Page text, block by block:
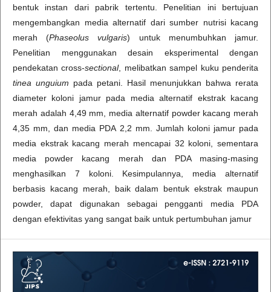
bentuk instan dari pabrik tertentu. Penelitian ini bertujuan
mengembangkan media alternatif dari sumber nutrisi kacang
merah (Phaseolus vulgaris) untuk menumbuhkan jamur.
Penelitian menggunakan desain eksperimental dengan
pendekatan cross-sectional, melibatkan sampel kuku penderita
tinea unguium pada petani. Hasil menunjukkan bahwa rerata
diameter koloni jamur pada media alternatif ekstrak kacang
merah adalah 4,49 mm, media alternatif powder kacang merah
4,35 mm, dan media PDA 2,2 mm. Jumlah koloni jamur pada
media ekstrak kacang merah mencapai 32 koloni, sementara
media powder kacang merah dan PDA masing-masing
menghasilkan 7 koloni. Kesimpulannya, media alternatif
berbasis kacang merah, baik dalam bentuk ekstrak maupun
powder, dapat digunakan sebagai pengganti media PDA
dengan efektivitas yang sangat baik untuk pertumbuhan jamur